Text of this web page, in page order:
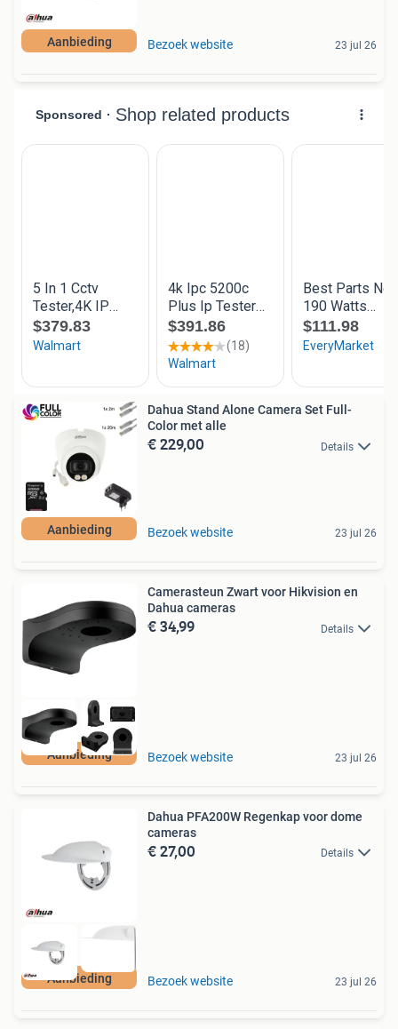
Aanbieding Bezoek website 23 jul 26
Aanbieding
Dahua Stand Alone Camera Set Full-
Color met alle
€ 229,00 Details
Bezoek website 23 jul 26
Aanbieding
Camerasteun Zwart voor Hikvision en
Dahua cameras
€ 34,99 Details
Bezoek website 23 jul 26
Aanbieding
Dahua PFA200W Regenkap voor dome
cameras
€ 27,00 Details
Bezoek website 23 jul 26